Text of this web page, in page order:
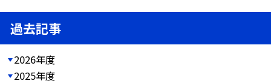
過去記事
2026年度
2025年度